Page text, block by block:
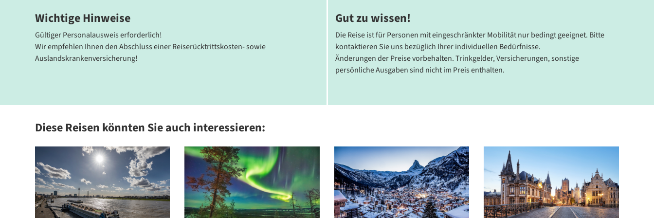
Agios Nikolaos auf der Insel Kreta
© Vladimir Sazonov - stock.adobe.com
Inclusive und lassen sich mit internationalen sowie regionalen Spezialitäten verwöhnen – beste Voraussetzungen
©mundo-reisen.de
Wichtige Hinweise
Gültiger Personalausweis erforderlich!
Wir empfehlen Ihnen den Abschluss einer Reiserücktrittskosten- sowie
Auslandskrankenversicherung!
Gut zu wissen!
Die Reise ist für Personen mit eingeschränkter Mobilität nur bedingt geeignet. Bitte
kontaktieren Sie uns bezüglich Ihrer individuellen Bedürfnisse.
Änderungen der Preise vorbehalten. Trinkgelder, Versicherungen, sonstige
persönliche Ausgaben sind nicht im Preis enthalten.
Diese Reisen könnten Sie auch interessieren: